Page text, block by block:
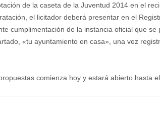
de la caseta de la Juventud 2014 en el
el licitador deberá presentar en el
cumplimentación de la instancia oficial que
«tu ayuntamiento en casa», una vez
comienza hoy y estará abierto hasta